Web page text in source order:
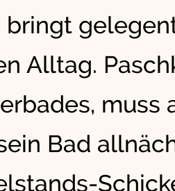
bringt
Alltag.
Bad